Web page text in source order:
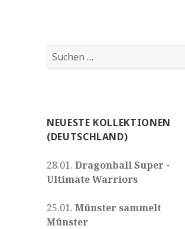
Suchen
nach:
NEUESTE KOLLEKTIONEN
(DEUTSCHLAND)
28.01.Dragonball Super -
Ultimate Warriors
25.01.Münster sammelt
Münster